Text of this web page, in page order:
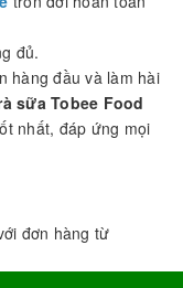
liệu trà sữacho các
Food bạn sẻ
Topping trân châu
kết sản phẩm giá
trà sữa.
Food bạn sẻ được
chất lượng hoặc hư